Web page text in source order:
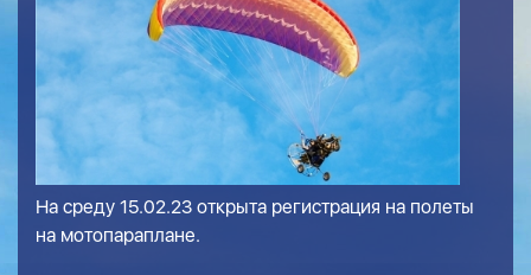
На среду 15.02.23 открыта регистрация на полеты
на мотопараплане.